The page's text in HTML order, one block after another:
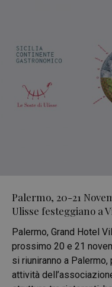
Palermo, 20-21
Ulisse festeggiano a
Palermo, Grand Hotel
prossimo 20 e 21
si riuniranno a
attività